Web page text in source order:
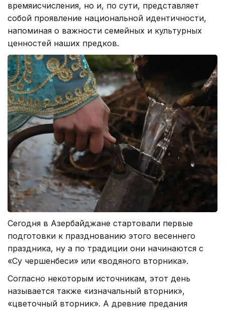
времяисчисления, но и, по сути, представляет
собой проявление национальной идентичности,
напоминая о важности семейных и культурных
ценностей наших предков.
Сегодня в Азербайджане стартовали первые
подготовки к празднованию этого весеннего
праздника, ну а по традиции они начинаются с
«Су чершенбеси» или «водяного вторника».
Согласно некоторым источникам, этот день
называется также «изначальный вторник»,
«цветочный вторник». А древние предания